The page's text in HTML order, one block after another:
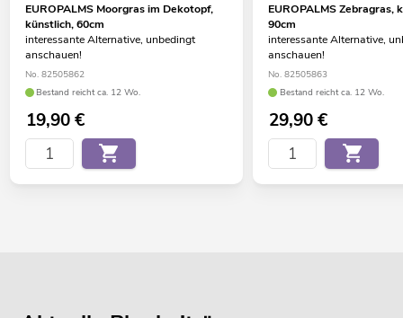
EUROPALMS Moorgras im Dekotopf,
künstlich, 60cm
interessante Alternative, unbedingt
anschauen!
No. 82505862
Bestand reicht ca. 12 Wo.
19,90€
EUROPALMS Zebragras,
90cm
interessante Alternative,
anschauen!
No. 82505863
Bestand reicht ca. 12 Wo.
29,90€